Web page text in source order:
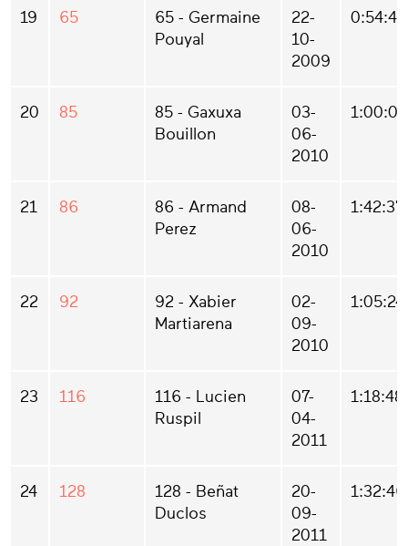
19 65
65 - Germaine
Pouyal
22-
10-
2009
0:54:46
20 85
85 - Gaxuxa
Bouillon
03-
06-
2010
1:00:00
21 86
86 - Armand
Perez
08-
06-
2010
1:42:37
22 92
92 - Xabier
Martiarena
02-
09-
2010
1:05:24
23 116
116 - Lucien
Ruspil
07-
04-
2011
1:18:48
24 128
128 - Beñat
Duclos
20-
09-
2011
1:32:46